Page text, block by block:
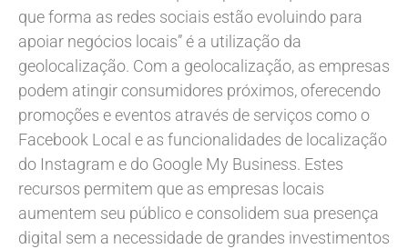
que forma as redes sociais estão evoluindo para
apoiar negócios locais” é a utilização da
geolocalização. Com a geolocalização, as empresas
podem atingir consumidores próximos, oferecendo
promoções e eventos através de serviços como o
Facebook Local e as funcionalidades de localização
do Instagram e do Google My Business. Estes
recursos permitem que as empresas locais
aumentem seu público e consolidem sua presença
digital sem a necessidade de grandes investimentos